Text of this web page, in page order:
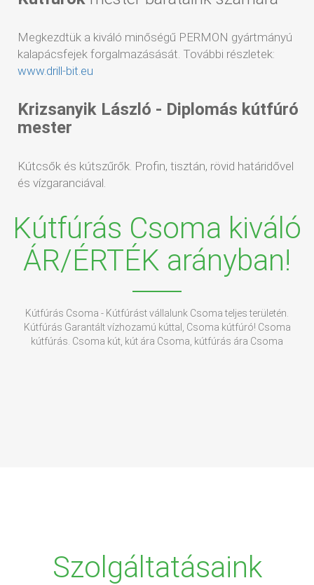
Megkezdtük a kiváló minőségű PERMON gyártmányú
kalapácsfejek forgalmazásását. További részletek:
www.drill-bit.eu
Krizsanyik László - Diplomás kútfúró
mester
Kútcsők és kútszűrők. Profin, tisztán, rövid határidővel
és vízgaranciával.
Kútfúrás Csoma kiváló
ÁR/ÉRTÉK arányban!
Kútfúrás Csoma - Kútfúrást vállalunk Csoma teljes területén.
Kútfúrás Garantált vízhozamú kúttal, Csoma kútfúró! Csoma
kútfúrás. Csoma kút, kút ára Csoma, kútfúrás ára Csoma
Szolgáltatásaink